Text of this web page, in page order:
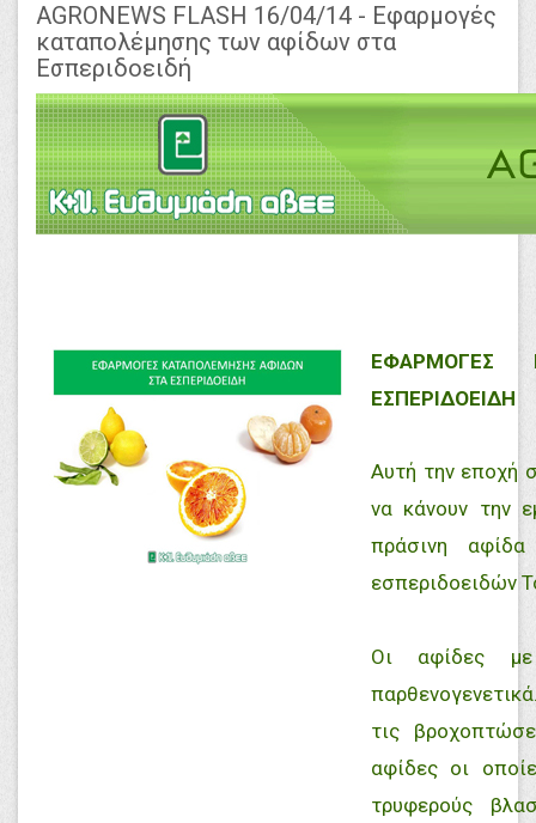
AGRONEWS FLASH 16/04/14 - Εφαρμογές
καταπολέμησης των αφίδων στα
Εσπεριδοειδή
ΕΦΑΡΜΟΓΕΣ
ΕΣΠΕΡΙΔΟΕΙΔΗ
Αυτή την εποχή
να κάνουν την
πράσινη
εσπεριδοειδών
Οι αφίδες με
τις
αφίδες οι
τρυφερούς